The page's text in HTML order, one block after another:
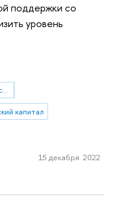
поддержки со
уровень
НЦМУ "Центр междисциплинарных исследований человеческого потенциала"
капитал
15 декабря 2022